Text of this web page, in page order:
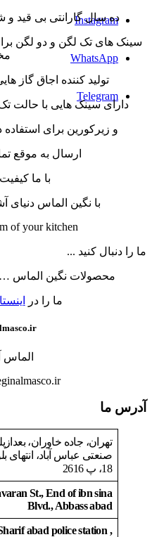
Instagram
WhatsApp
Telegram
ده سال گارانتی بی
سینک های تک لگن و دو لگن
تولید کننده اجاق گاز
دارای سینک هایی با حالت
و زیرکورین برای
ارسال به موقع
با ما
با نگین الماس دنیای
of your kitchen
ما را دنبال کنید ...
محصولات نگین الماس
ما را در
الماس
آدرس ما
تهران، جاده خاوران،
صنعتی عباس آباد، انتهای
18، پ 2616
St., End of ibn sina
Blvd., Abbass abad
abad police station ,